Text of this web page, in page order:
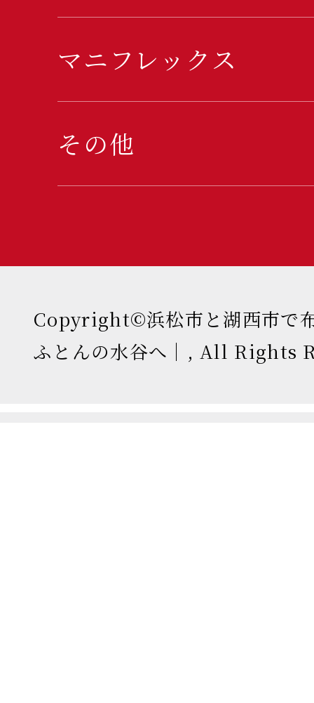
マニフレックス
その他
Copyright©浜松市と湖西市で
ふとんの水谷へ｜, All Rights